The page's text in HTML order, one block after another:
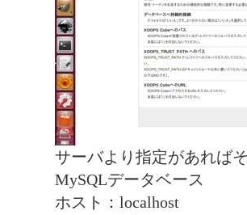
サーバより指定があれば
MySQLデータベース
ホスト：localhost